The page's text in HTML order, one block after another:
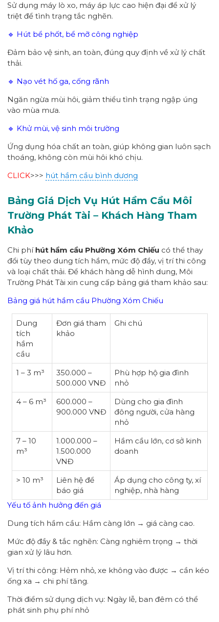
Sử dụng máy lò xo, máy áp lực cao hiện đại để xử lý
triệt để tình trạng tắc nghẽn.
🔹 Hút bể phốt, bể mỡ công nghiệp
Đảm bảo vệ sinh, an toàn, đúng quy định về xử lý chất
thải.
🔹 Nạo vét hố ga, cống rãnh
Ngăn ngừa mùi hôi, giảm thiểu tình trạng ngập úng
vào mùa mưa.
🔹 Khử mùi, vệ sinh môi trường
Ứng dụng hóa chất an toàn, giúp không gian luôn sạch
thoáng, không còn mùi hôi khó chịu.
CLICK>>> hút hầm cầu bình dương
Bảng Giá Dịch Vụ Hút Hầm Cầu Môi
Trường Phát Tài – Khách Hàng Tham
Khảo
Chi phí hút hầm cầu Phường Xóm Chiếu có thể thay
đổi tùy theo dung tích hầm, mức độ đầy, vị trí thi công
và loại chất thải. Để khách hàng dễ hình dung, Môi
Trường Phát Tài xin cung cấp bảng giá tham khảo sau:
Bảng giá hút hầm cầu Phường Xóm Chiếu
Dung
tích
hầm
cầu
Đơn giá tham
khảo
Ghi chú
1 – 3 m³
350.000 –
500.000 VNĐ
Phù hợp hộ gia đình
nhỏ
4 – 6 m³
600.000 –
900.000 VNĐ
Dùng cho gia đình
đông người, cửa hàng
nhỏ
7 – 10
m³
1.000.000 –
1.500.000
VNĐ
Hầm cầu lớn, cơ sở kinh
doanh
> 10 m³
Liên hệ để
báo giá
Áp dụng cho công ty, xí
nghiệp, nhà hàng
Yếu tố ảnh hưởng đến giá
Dung tích hầm cầu: Hầm càng lớn → giá càng cao.
Mức độ đầy & tắc nghẽn: Càng nghiêm trọng → thời
gian xử lý lâu hơn.
Vị trí thi công: Hẻm nhỏ, xe không vào được → cần kéo
ống xa → chi phí tăng.
Thời điểm sử dụng dịch vụ: Ngày lễ, ban đêm có thể
phát sinh phụ phí nhỏ